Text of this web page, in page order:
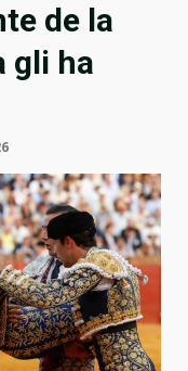
de la
gli ha